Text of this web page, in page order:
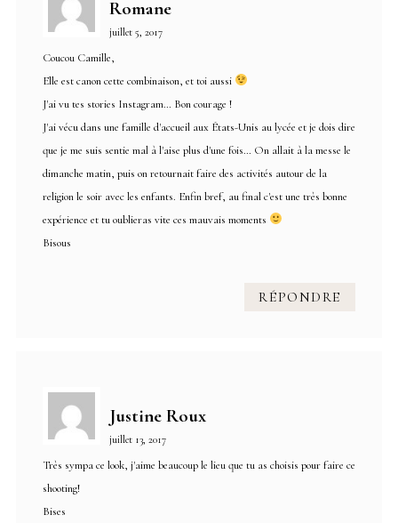
Romane
juillet 5, 2017
Coucou Camille,
Elle est canon cette combinaison, et toi aussi
J'ai vu tes stories Instagram… Bon courage !
J'ai vécu dans une famille d'accueil aux États-Unis au lycée et je dois dire
que je me suis sentie mal à l'aise plus d'une fois… On allait à la messe le
dimanche matin, puis on retournait faire des activités autour de la
religion le soir avec les enfants. Enfin bref, au final c'est une très bonne
expérience et tu oublieras vite ces mauvais moments
Bisous
RÉPONDRE
Justine Roux
juillet 13, 2017
Très sympa ce look, j'aime beaucoup le lieu que tu as choisis pour faire ce
shooting!
Bises